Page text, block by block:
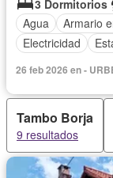
3 Dormitorios
Agua
Armario
Electricidad
26 feb 2026 en -
Tambo Borja
9 resultados